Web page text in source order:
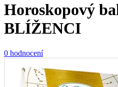
Horoskopový
BLÍŽENCI
0 hodnocení